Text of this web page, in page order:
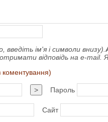
ім'я і символи внизу).
відповідь на e-
коментування)
> Пароль
Сайт